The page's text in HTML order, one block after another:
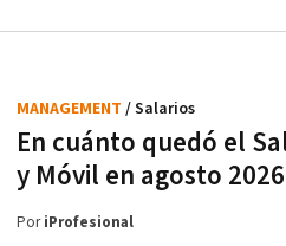
En cuánto quedó el
y Móvil en agosto 2026
MANAGEMENT / Salarios
PoriProfesional